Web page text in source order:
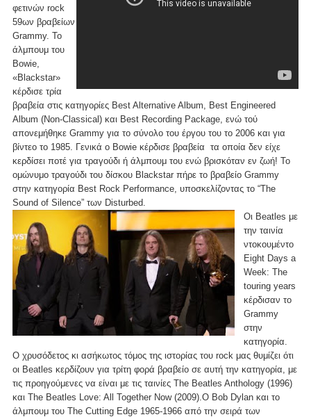
φετινών rock
59ων βραβείων
Grammy. Το
άλμπουμ του
Bowie,
«Blackstar»
κέρδισε τρία
βραβεία στις κατηγορίες Best Alternative Album, Best Engineered
Album (Non-Classical) και Best Recording Package, ενώ τού
απονεμήθηκε Grammy για το σύνολο του έργου του το 2006 και για
βίντεο το 1985. Γενικά ο Bowie κέρδισε βραβεία τα οποία δεν είχε
κερδίσει ποτέ για τραγούδι ή άλμπουμ του ενώ βρισκόταν εν ζωή! To
ομώνυμο τραγούδι του δίσκου Blackstar πήρε το βραβείο Grammy
στην κατηγορία Best Rock Performance, υποσκελίζοντας το “The
Sound of Silence” των Disturbed.
Οι Beatles με
την ταινία
ντοκουμέντο
Eight Days a
Week: The
touring years
κέρδισαν το
Grammy
στην
κατηγορία.
Ο χρυσόδετος κι ασήκωτος τόμος της ιστορίας του rock μας θυμίζει ότι
οι Beatles κερδίζουν για τρίτη φορά βραβείο σε αυτή την κατηγορία, με
τις προηγούμενες να είναι με τις ταινίες The Beatles Anthology (1996)
και The Beatles Love: All Together Now (2009).O Bob Dylan και το
άλμπουμ του The Cutting Edge 1965-1966 από την σειρά των